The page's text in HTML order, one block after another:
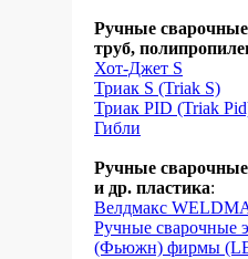
Ручные сварочные
труб,
Хот-Джет S
Триак S (Triak S)
Триак PID (Triak
Гибли
Ручные сварочные
и др. пластика:
Велдмакс
Ручные
(Фьюжн) фирмы